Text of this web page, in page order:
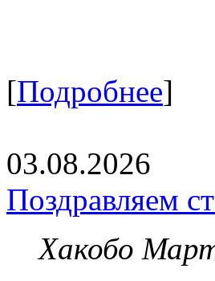
[Подробнее]
03.08.2026
Поздравляем
Хакобо